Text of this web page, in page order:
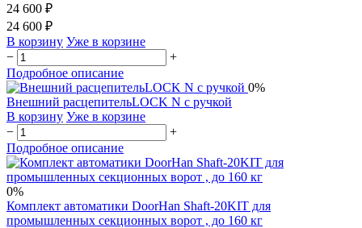
24 600 ₽
24 600 ₽
В корзину Уже в корзине
−
+
Подробное описание
0%
Внешний расцепительLOCK N с ручкой
В корзину Уже в корзине
−
+
Подробное описание
0%
Комплект автоматики DoorHan Shaft-20KIT для
промышленных секционных ворот , до 160 кг